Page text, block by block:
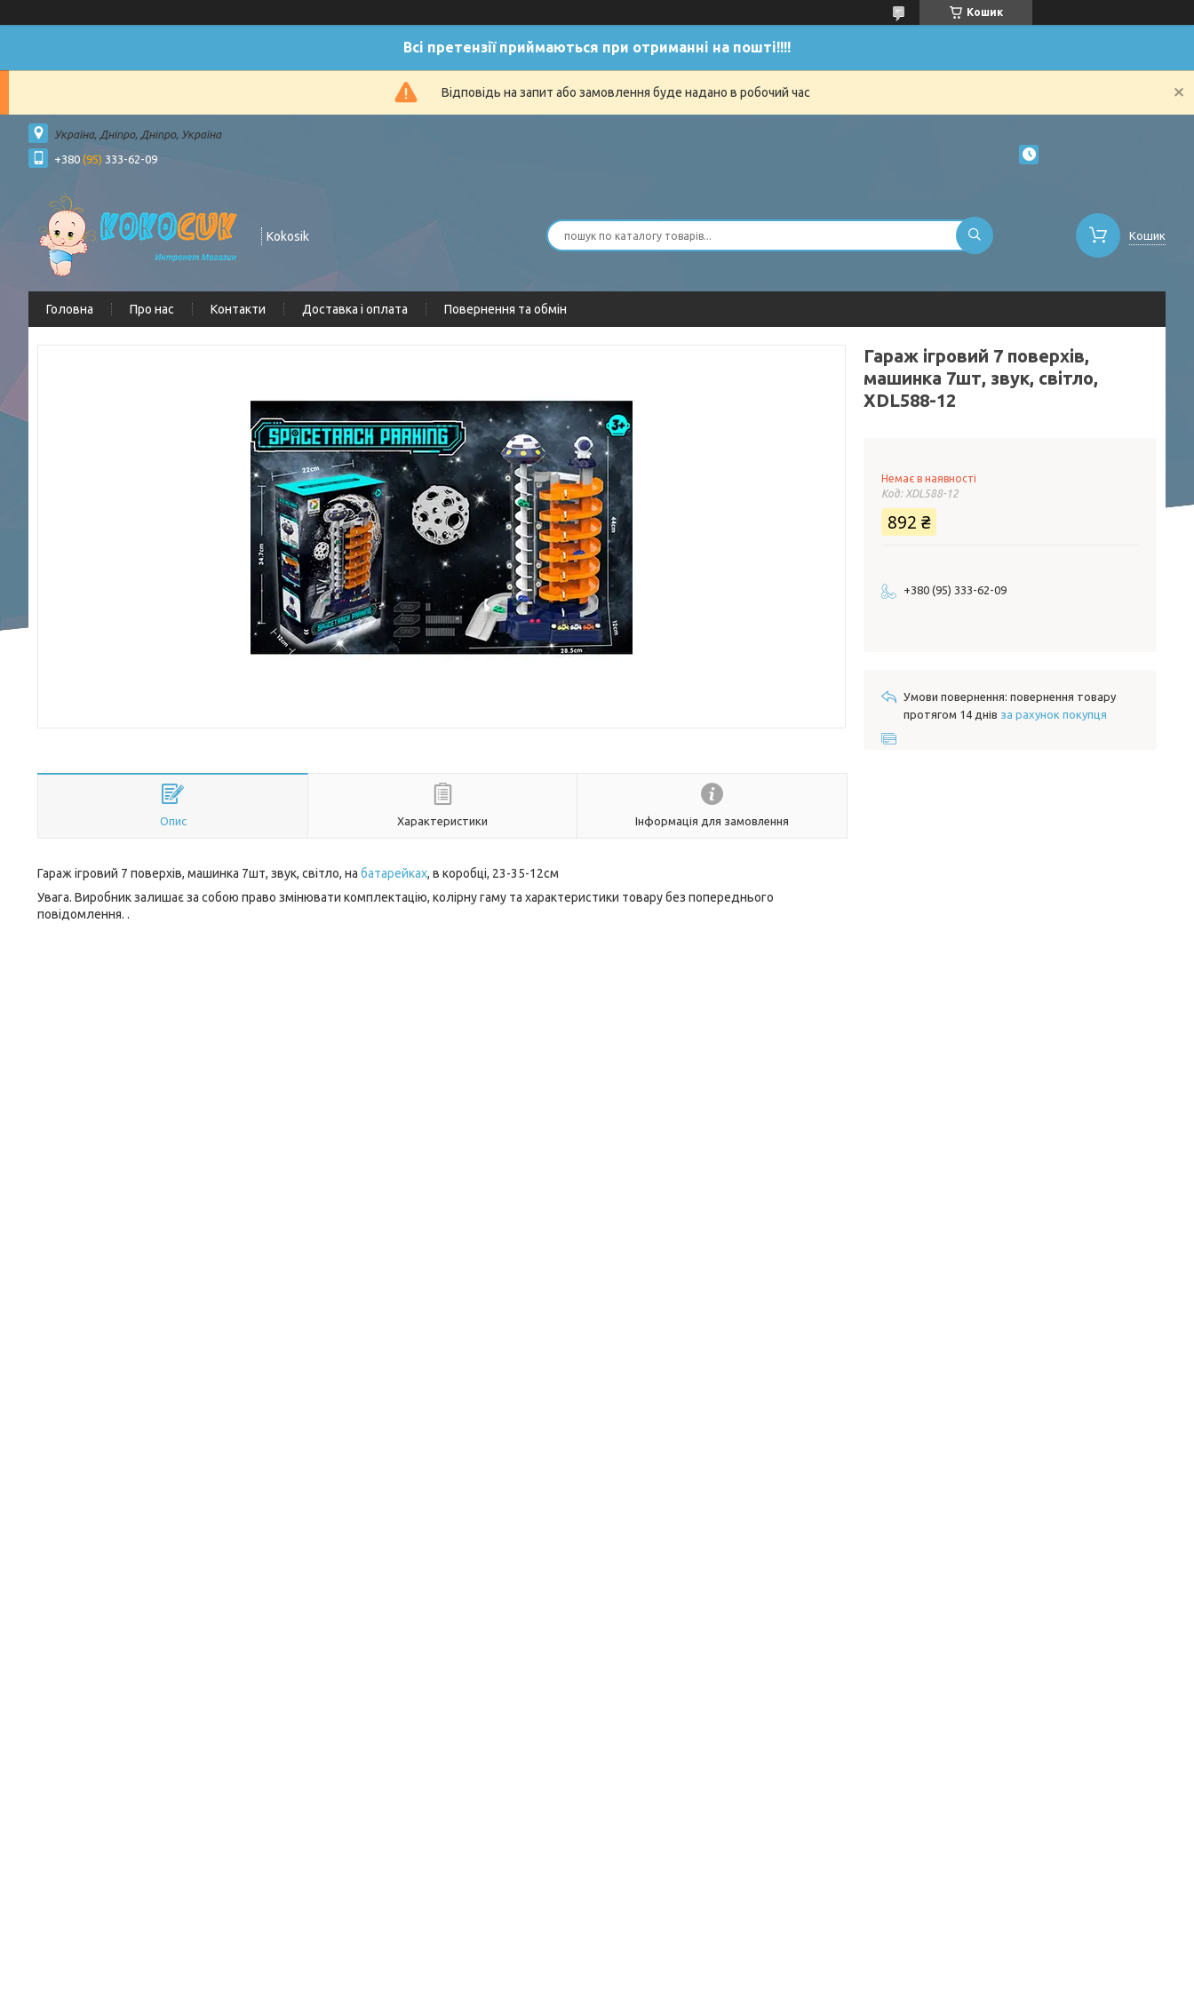
Кошик
Всі претензії приймаються при отриманні на пошті!!!!
Відповідь на запит або замовлення буде надано в робочий час
Україна, Дніпро, Дніпро, Україна
+380 (95) 333-62-09
Kokosik Кошик
Головна Про нас Контакти Доставка і оплата Повернення та обмін
Опис Характеристики Інформація для замовлення
Гараж ігровий 7 поверхів, машинка 7шт, звук, світло, на батарейках, в коробці, 23-35-12см
Увага. Виробник залишає за собою право змінювати комплектацію, колірну гаму та характеристики товару без попереднього
повідомлення. .
Гараж ігровий 7 поверхів,
машинка 7шт, звук, світло,
XDL588-12
Немає в наявності
Код: XDL588-12
892 ₴
+380 (95) 333-62-09
повернення товару
протягом 14 днів за рахунок покупця